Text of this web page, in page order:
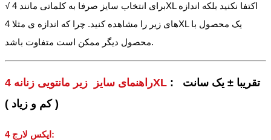
√ برای انتخاب سایز صرفا به کلماتی مانند 4XL اکتفا نکنید بلکه اندازه
های زیر را مشاهده کنید. چرا که اندازه ی مثلا 4XL یک محصول با
محصول دیگر ممکن است متفاوت باشد.
راهنمای سایز زیر مانتویی زنانه 4XL : تقریبا ± یک سانت
( کم و زیاد )
4 ایکس لارج :